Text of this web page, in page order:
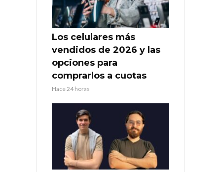
Los celulares más
vendidos de 2026 y las
opciones para
comprarlos a cuotas
Hace 24 horas